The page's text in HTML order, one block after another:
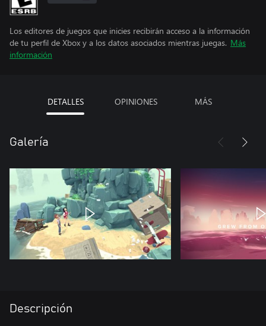
Los editores de juegos que inicies recibirán acceso a la información
de tu perfil de Xbox y a los datos asociados mientras juegas. Más
información
DETALLES OPINIONES MÁS
Galería
Descripción